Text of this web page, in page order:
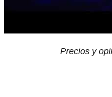
Precios y